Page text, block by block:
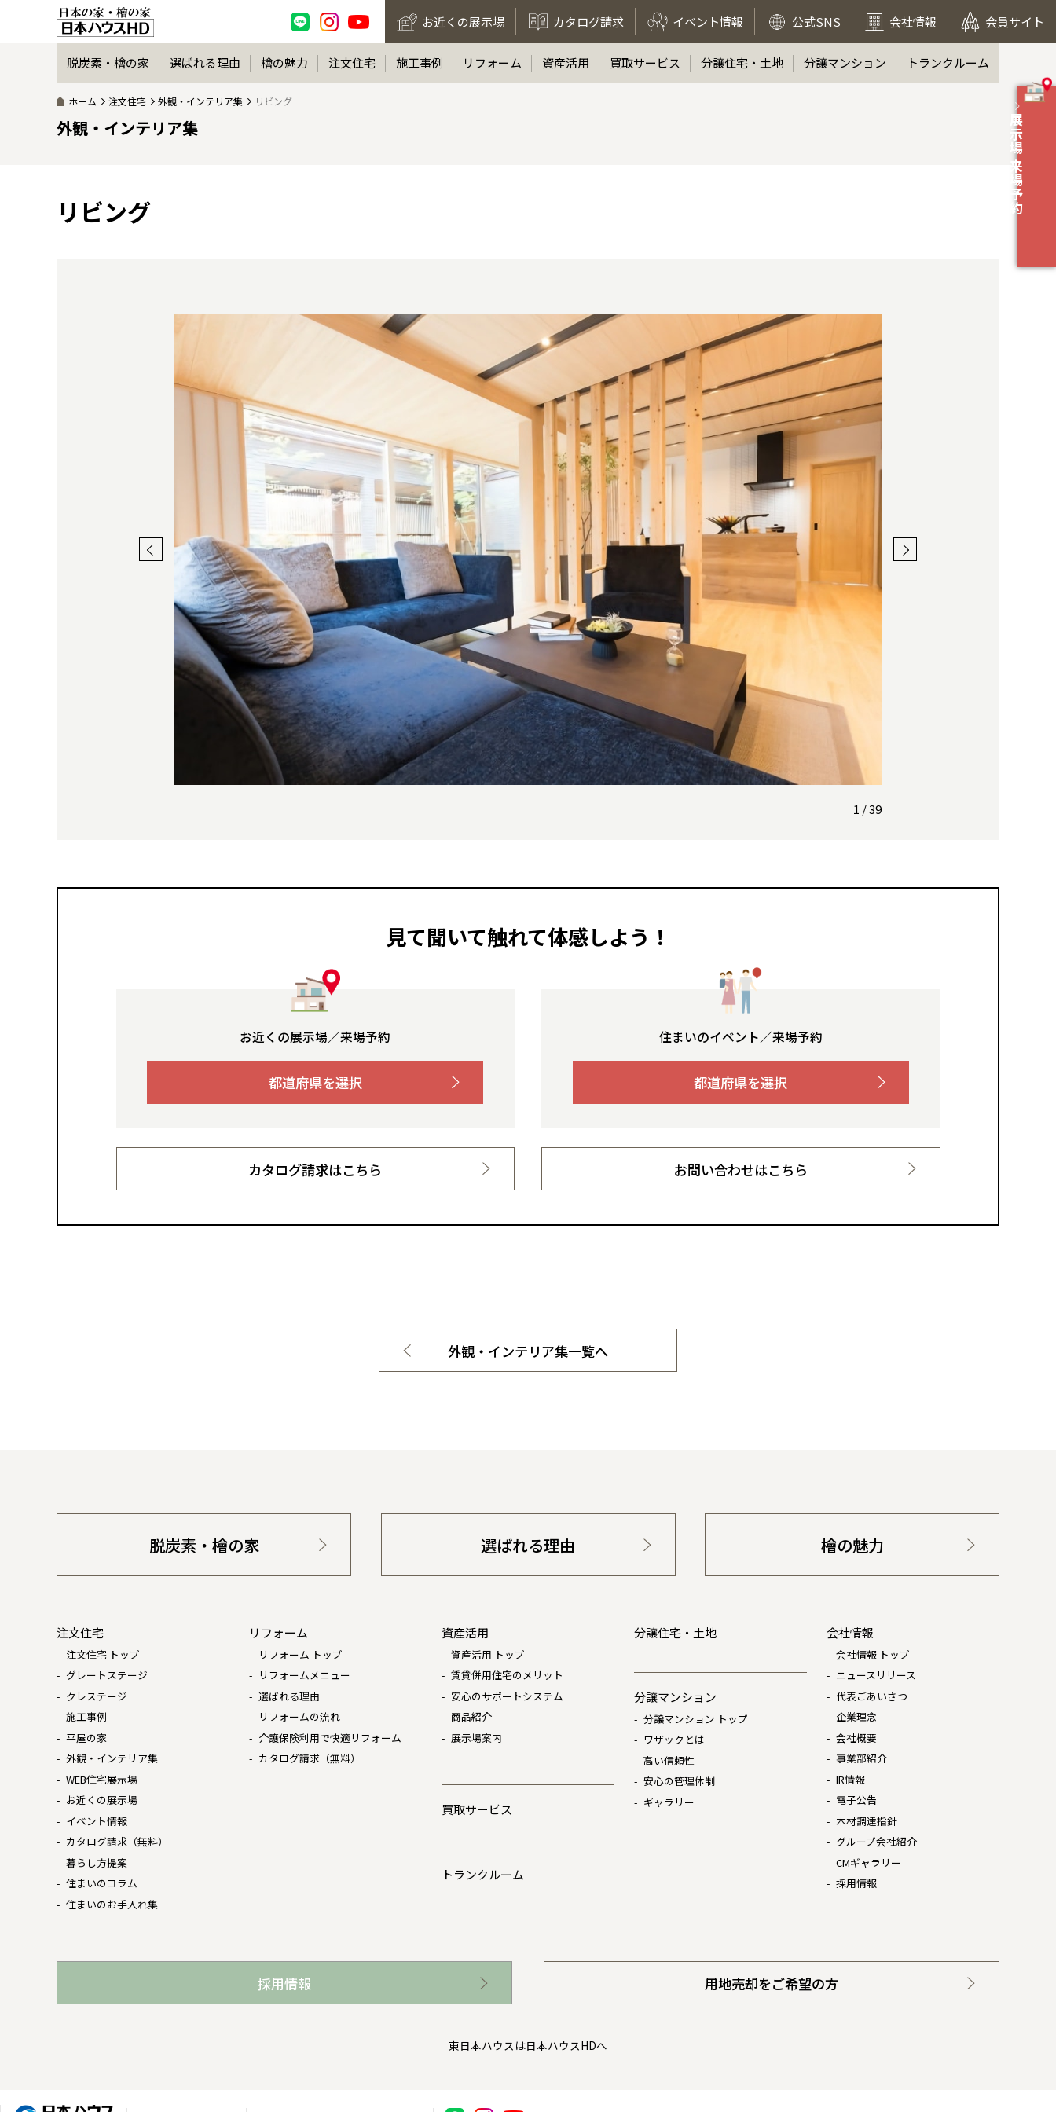
お近くの展示場 カタログ請求 イベント情報 公式SNS 会社情報 会員サイト
展示場 来場予約
脱炭素・檜の家 選ばれる理由 檜の魅力 注文住宅 施工事例 リフォーム 資産活用 買取サービス 分譲住宅・土地 分譲マンション トランクルーム
ホーム 注文住宅 外観・インテリア集 リビング
外観・インテリア集
リビング
1 /39
見て聞いて触れて体感しよう！
お近くの展示場／来場予約
都道府県を選択
住まいのイベント／来場予約
都道府県を選択
カタログ請求はこちら お問い合わせはこちら
外観・インテリア集一覧へ
脱炭素・檜の家 選ばれる理由 檜の魅力
注文住宅
注文住宅 トップ
グレートステージ
クレステージ
施工事例
平屋の家
外観・インテリア集
WEB住宅展示場
お近くの展示場
イベント情報
カタログ請求（無料）
暮らし方提案
住まいのコラム
住まいのお手入れ集
リフォーム
リフォーム トップ
リフォームメニュー
選ばれる理由
リフォームの流れ
介護保険利用で快適リフォーム
カタログ請求（無料）
資産活用
資産活用 トップ
賃貸併用住宅のメリット
安心のサポートシステム
商品紹介
展示場案内
買取サービス
分譲住宅・土地
分譲マンション
分譲マンション トップ
ワザックとは
高い信頼性
安心の管理体制
ギャラリー
トランクルーム
会社情報
会社情報 トップ
ニュースリリース
代表ごあいさつ
企業理念
会社概要
事業部紹介
IR情報
電子公告
木材調達指針
グループ会社紹介
CMギャラリー
採用情報
採用情報 用地売却をご希望の方
東日本ハウスは日本ハウスHDへ
全国の展示場
札幌
道央
道北
道南
道東
東北
青森
秋田
岩手
山形
甲信越・北陸
新潟
山梨
長野
福井
関東
東京
神奈川
茨城
栃木
東海
愛知
三重
近畿
兵庫
奈良
中国・四国
香川
愛媛
山口
福岡
佐賀
鹿児島
分譲マンション
お近くのイベント
札幌
札幌
小樽
道央
苫小牧千歳
小樽
道北
旭川
道南
函館
室蘭
道東
帯広
釧路
東北
青森県
八戸
青森
秋田県
秋田
岩手県
盛岡
北上
山形県
山形
宮城県
仙台
郡山
福島
いわき
会津
甲信越・北陸
新潟県
新潟
長岡
山梨県
甲府
長野県
長野
松本
富山県
富山
金沢
福井県
福井
関東
東京都
世田谷
八王子
神奈川県
横浜
湘南
相模
埼玉
所沢
千葉県
千葉
柏
東海
愛知県
名古屋
豊橋
岐阜県
岐阜
静岡
浜松
三重県
四日市
近畿
大阪
京都
兵庫県
姫路
奈良県
奈良
中国・四国
岡山
香川県
高松
愛媛県
松山
福岡県
福岡
佐賀県
佐賀